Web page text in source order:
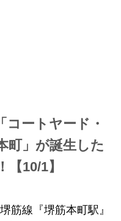
コートヤード・
町」が誕生した
10/1】
筋線『堺筋本町駅』